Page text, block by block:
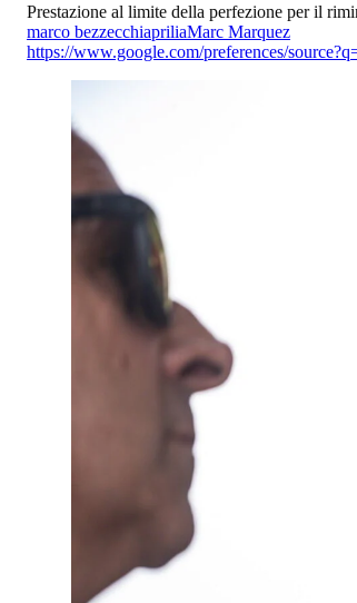
Prestazione al limite della perfezione per il
marco bezzecchiapriliaMarc Marquez
https://www.google.com/preferences/